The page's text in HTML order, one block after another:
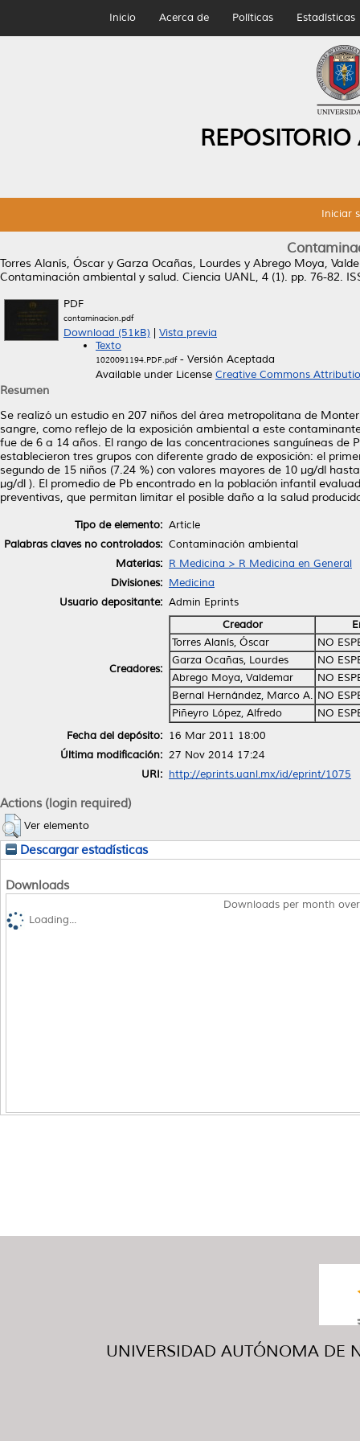
Inicio Acerca de Políticas Estadísticas
Iniciar
Torres Alanís, Óscar y Garza Ocañas, Lourdes y Abrego Moya,
Contaminación ambiental y salud. Ciencia UANL, 4 (1). pp. 76-82.
PDF
contaminacion.pdf
Download (51kB)
Vista previa
Texto
1020091194.PDF.pdf- Versión Aceptada
Available under License Creative Commons
Resumen
Se realizó un estudio en 207 niños del área metropolitana de
sangre, como reflejo de la exposición ambiental a este
fue de 6 a 14 años. El rango de las concentraciones sanguíneas de
establecieron tres grupos con diferente grado de exposición: el
segundo de 15 niños (7.24 %) con valores mayores de 10 μg/dl
μg/dl ). El promedio de Pb encontrado en la población infantil
preventivas, que permitan limitar el posible daño a la salud
Tipo de elemento: Article
Palabras claves no controlados: Contaminación ambiental
Materias: R Medicina > R Medicina en General
Divisiones: Medicina
Usuario depositante: Admin Eprints
Creadores:
Creador
Torres Alanís, Óscar
NO
Garza Ocañas, Lourdes
NO
Abrego Moya, Valdemar
NO
Bernal Hernández, Marco A. NO
Piñeyro López, Alfredo
NO
Fecha del depósito: 16 Mar 2011 18:00
Última modificación: 27 Nov 2014 17:24
URI: http://eprints.uanl.mx/id/eprint/1075
Actions (login required)
Ver elemento
Descargar estadísticas
Downloads
Downloads per month
Loading...
UNIVERSIDAD AUTÓNOMA DE